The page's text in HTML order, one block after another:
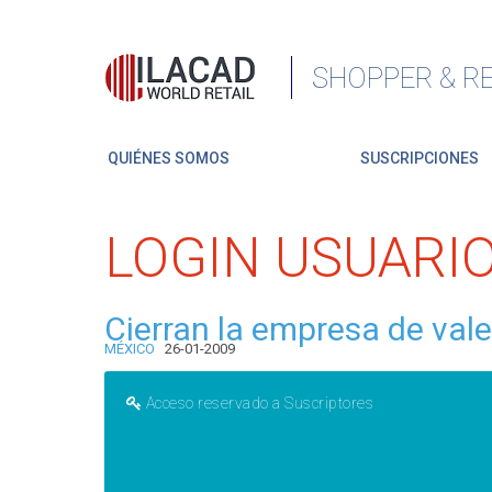
SHOPPER &
QUIÉNES SOMOS SUSCRIPCIONES
LOGIN
Cierran la empresa de
MÉXICO 26-01-2009
Acceso reservado a Suscriptores